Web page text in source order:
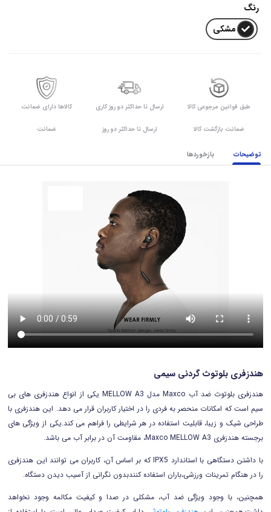
رنگ
مشکی
طبق قوانین مرجوعی کالا
ضمانت بازگشت کالا
ارسال تا حداکثر دو روز کاری
ارسال تا حداکثر دو روز
کالاها دارای ضمانت
ضمانت
توضیحات بازخوردها
هندزفری بلوتوث گردنی سیمی
هندزفری بلوتوث ضد آب Maxco مدل MELLOW A3 یکی از انواع هندزفری های بی
سیم است که امکانات منحصر به فردی را در اختیار کاربران قرار می دهد. این هندزفری با
طراحی شیک و زیبا، قابلیت استفاده در هر شرایطی را فراهم می کند.یکی از ویژگی های
برجسته هندزفری Maxco MELLOW A3، مقاومت آن در برابر آب می باشد.
با داشتن دستگاهی با استاندارد IPX5 که بر اساس آن، کاربران می توانند این هندزفری
را در هنگام تمرینات ورزشی،باران استفاده کنندبدون نگرانی از آسیب دیدن دستگاه.
همچنین، با وجود ویژگی ضد آب، مشکلی در صدا و کیفیت مکالمه وجود نخواهد